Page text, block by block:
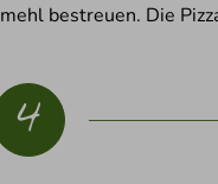
bestreuen. Die
4